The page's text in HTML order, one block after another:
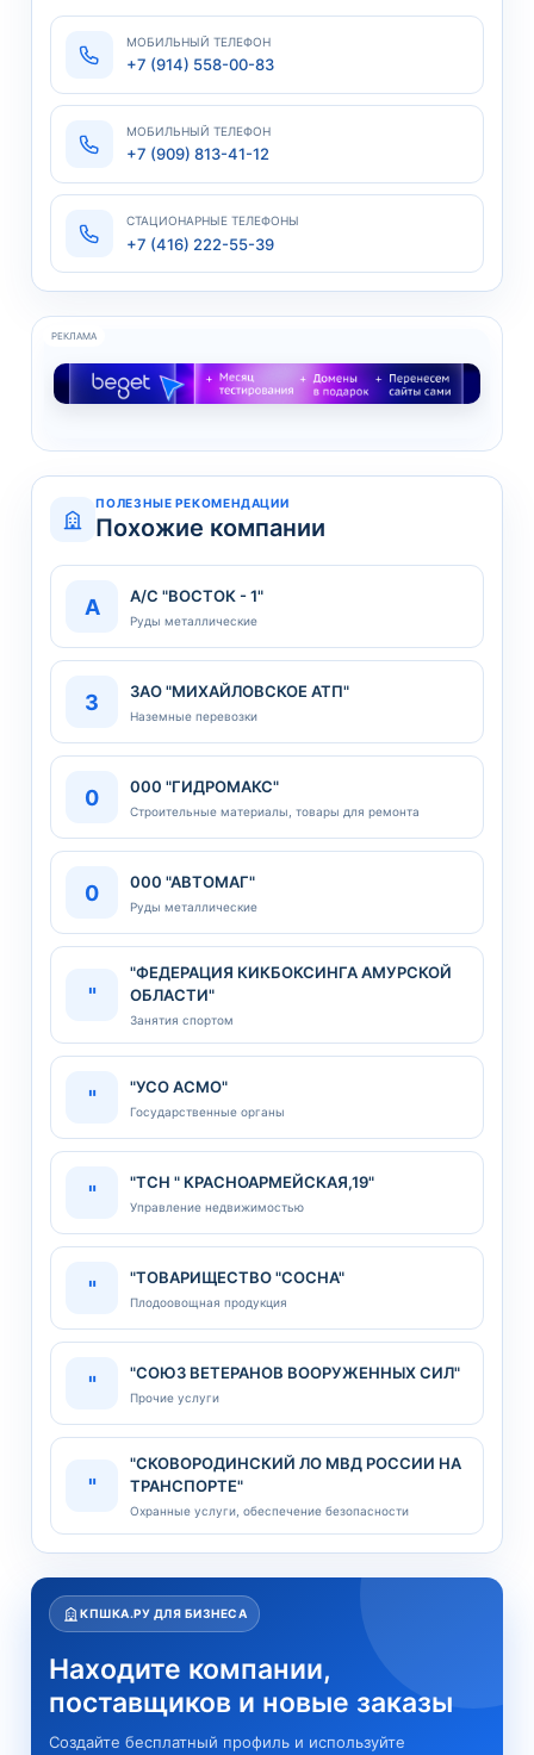
МОБИЛЬНЫЙ ТЕЛЕФОН
+7 (914) 558-00-83
МОБИЛЬНЫЙ ТЕЛЕФОН
+7 (909) 813-41-12
СТАЦИОНАРНЫЕ ТЕЛЕФОНЫ
+7 (416) 222-55-39
РЕКЛАМА
ПОЛЕЗНЫЕ РЕКОМЕНДАЦИИ
Похожие компании
А А/С "ВОСТОК - 1"
Руды металлические
3 3АО "МИХАЙЛОВСКОЕ АТП"
Наземные перевозки
0 000 "ГИДРОМАКС"
Строительные материалы, товары для ремонта
0 000 "АВТОМАГ"
Руды металлические
"
"ФЕДЕРАЦИЯ КИКБОКСИНГА АМУРСКОЙ
ОБЛАСТИ"
Занятия спортом
" "УСО АСМО"
Государственные органы
" "ТСН " КРАСНОАРМЕЙСКАЯ,19"
Управление недвижимостью
" "ТОВАРИЩЕСТВО "СОСНА"
Плодоовощная продукция
" "СОЮЗ ВЕТЕРАНОВ ВООРУЖЕННЫХ СИЛ"
Прочие услуги
"
"СКОВОРОДИНСКИЙ ЛО МВД РОССИИ НА
ТРАНСПОРТЕ"
Охранные услуги, обеспечение безопасности
КПШКА.РУ ДЛЯ БИЗНЕСА
Находите компании,
поставщиков и новые заказы
Создайте бесплатный профиль и используйте